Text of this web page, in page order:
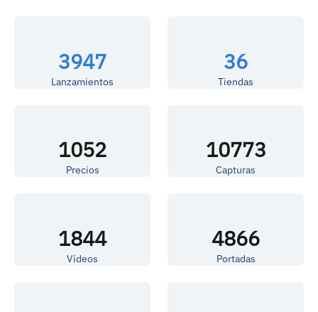
3947
Lanzamientos
36
Tiendas
1052
Precios
10773
Capturas
1844
Vídeos
4866
Portadas